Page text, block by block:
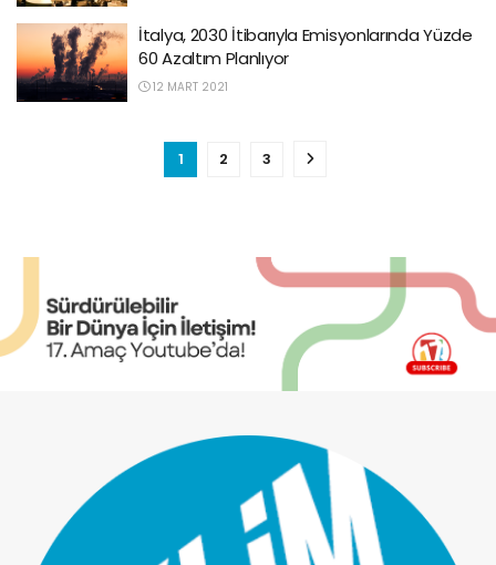
İtalya, 2030 İtibarıyla Emisyonlarında Yüzde
60 Azaltım Planlıyor
12 MART 2021
1 2 3